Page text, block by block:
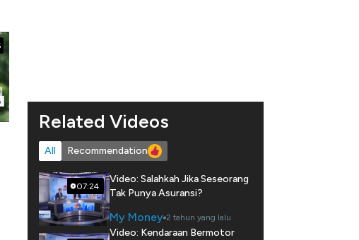
Related Videos
All Recommendation
07:24
Video: Salahkah Jika Seseorang
Tak Punya Asuransi?
My Money 2 tahun yang lalu
Video: Kendaraan Bermotor